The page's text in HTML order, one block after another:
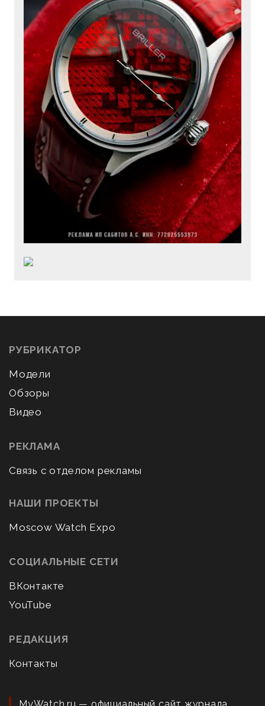
РУБРИКАТОР
Модели
Обзоры
Видео
РЕКЛАМА
Связь с отделом рекламы
НАШИ ПРОЕКТЫ
Moscow Watch Expo
СОЦИАЛЬНЫЕ СЕТИ
ВКонтакте
YouTube
РЕДАКЦИЯ
Контакты
MyWatch.ru — официальный сайт журнала